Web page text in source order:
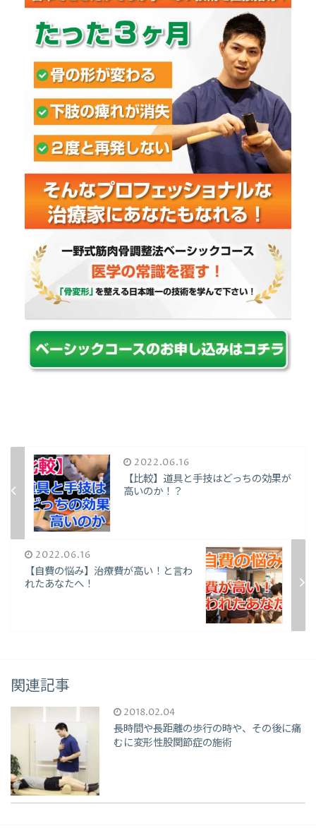
2022.06.16
【比較】道具と手技はどっちの効果が
高いのか！？
2022.06.16
【自費の悩み】治療費が高い！と言わ
れたあなたへ！
関連記事
2018.02.04
長時間や長距離の歩行の時や、その後に痛
むに変形性股関節症の施術